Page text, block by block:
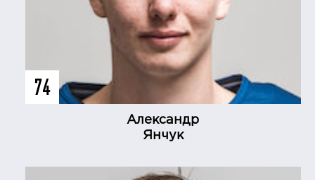
74
Александр
Янчук